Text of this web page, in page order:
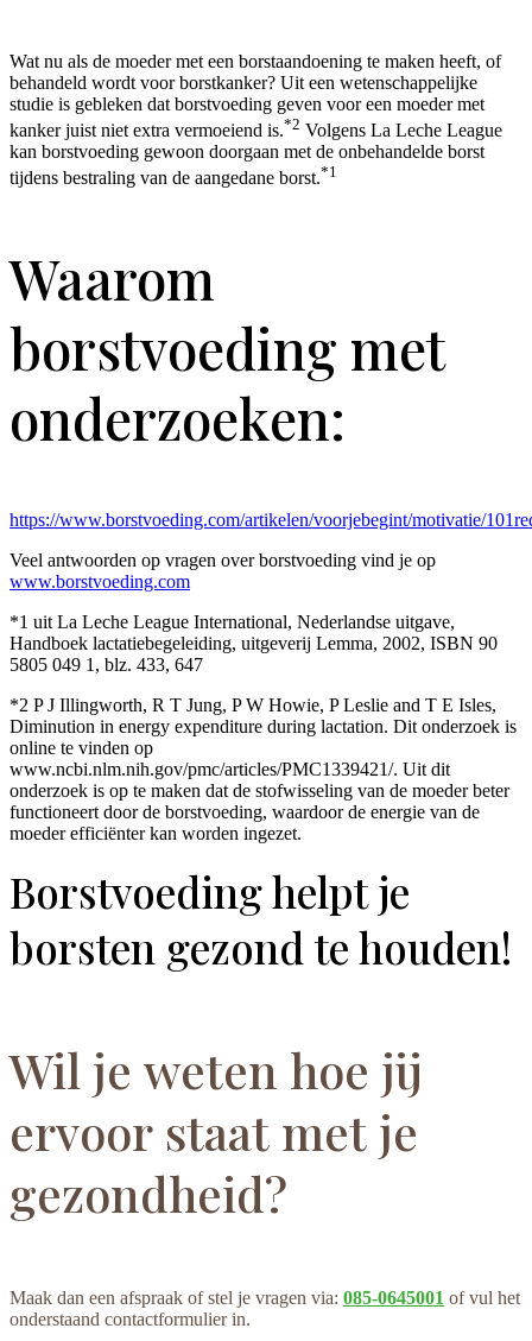
Wat nu als de moeder met een borstaandoening te maken heeft, of
behandeld wordt voor borstkanker? Uit een wetenschappelijke
studie is gebleken dat borstvoeding geven voor een moeder met
kanker juist niet extra vermoeiend is.*2 Volgens La Leche League
kan borstvoeding gewoon doorgaan met de onbehandelde borst
tijdens bestraling van de aangedane borst.*1
Waarom
borstvoeding met
onderzoeken:
https://www.borstvoeding.com/artikelen/voorjebegint/motivatie/
Veel antwoorden op vragen over borstvoeding vind je op
www.borstvoeding.com
*1 uit La Leche League International, Nederlandse uitgave,
Handboek lactatiebegeleiding, uitgeverij Lemma, 2002, ISBN 90
5805 049 1, blz. 433, 647
*2 P J Illingworth, R T Jung, P W Howie, P Leslie and T E Isles,
Diminution in energy expenditure during lactation. Dit onderzoek is
online te vinden op
www.ncbi.nlm.nih.gov/pmc/articles/PMC1339421/. Uit dit
onderzoek is op te maken dat de stofwisseling van de moeder beter
functioneert door de borstvoeding, waardoor de energie van de
moeder efficiënter kan worden ingezet.
Borstvoeding helpt je
borsten gezond te houden!
Wil je weten hoe jij
ervoor staat met je
gezondheid?
Maak dan een afspraak of stel je vragen via: 085-0645001 of vul het
onderstaand contactformulier in.